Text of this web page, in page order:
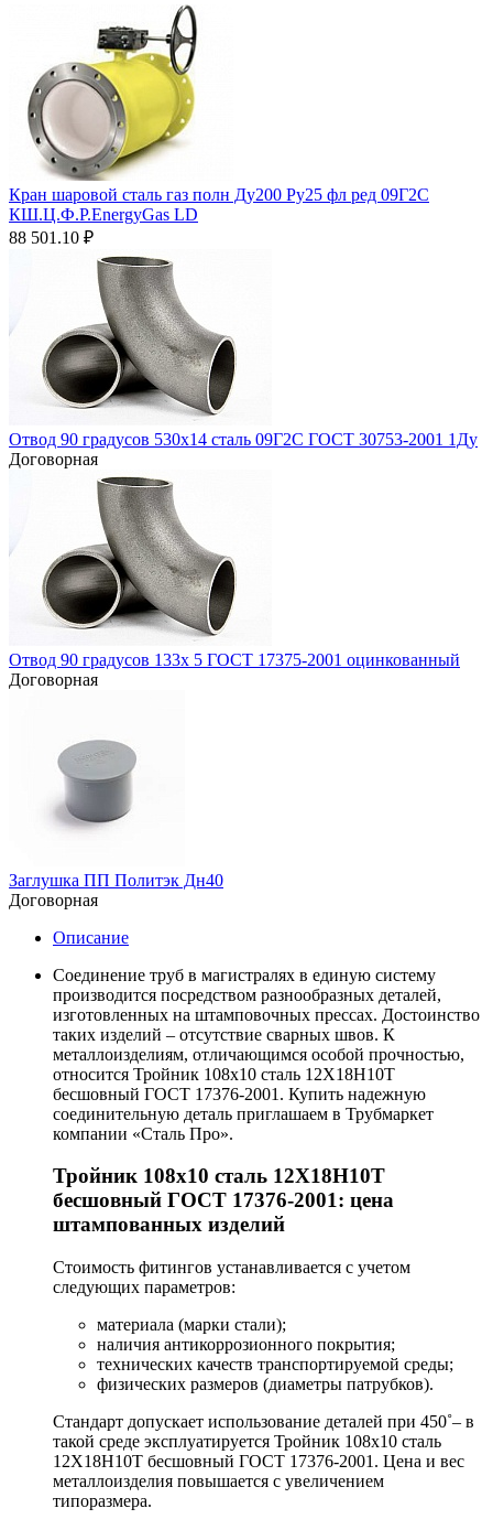
Кран шаровой сталь газ полн Ду200 Ру25 фл ред 09Г2С
КШ.Ц.Ф.Р.EnergyGas LD
88 501.10 ₽
Отвод 90 градусов 530х14 сталь 09Г2С ГОСТ 30753-2001 1Ду
Договорная
Отвод 90 градусов 133х 5 ГОСТ 17375-2001 оцинкованный
Договорная
Заглушка ПП Политэк Дн40
Договорная
Описание
Соединение труб в магистралях в единую систему
производится посредством разнообразных деталей,
изготовленных на штамповочных прессах. Достоинство
таких изделий – отсутствие сварных швов. К
металлоизделиям, отличающимся особой прочностью,
относится Тройник 108х10 сталь 12Х18Н10Т
бесшовный ГОСТ 17376-2001. Купить надежную
соединительную деталь приглашаем в Трубмаркет
компании «Сталь Про».
Тройник 108х10 сталь 12Х18Н10Т
бесшовный ГОСТ 17376-2001: цена
штампованных изделий
Стоимость фитингов устанавливается с учетом
следующих параметров:
материала (марки стали);
наличия антикоррозионного покрытия;
технических качеств транспортируемой среды;
физических размеров (диаметры патрубков).
Стандарт допускает использование деталей при 450˚– в
такой среде эксплуатируется Тройник 108х10 сталь
12Х18Н10Т бесшовный ГОСТ 17376-2001. Цена и вес
металлоизделия повышается с увеличением
типоразмера.